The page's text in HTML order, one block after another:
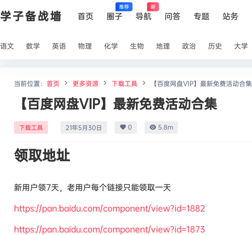
学子备战墙 首页 圈子
推荐
导航
新
问答 专题 站务
语文 数学 英语 物理 化学 生物 地理 政治 历史 大学
当前位置： 首页 更多资源 下载工具 【百度网盘VIP】最新免费活动合集
【百度网盘VIP】最新免费活动合集
下载工具 21年5月30日 0 5.8m
领取地址
新用户领7天，老用户每个链接只能领取一天
https://pan.baidu.com/component/view?id=1882
https://pan.baidu.com/component/view?id=1873